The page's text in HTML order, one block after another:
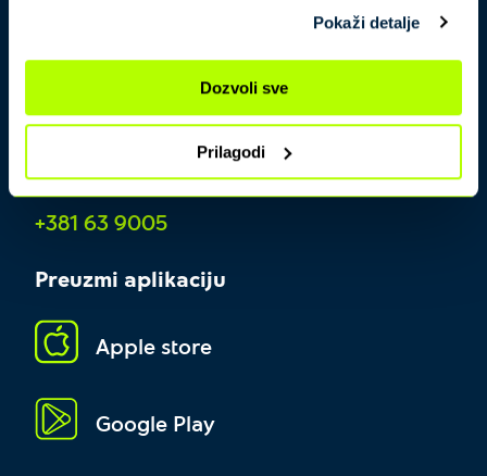
Pokaži detalje
Dozvoli sve
Prilagodi
+381 63 9005
Preuzmi aplikaciju
Apple store
Google Play